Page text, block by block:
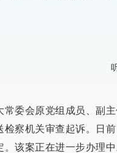
委会原党组成员、副
察机关审查起诉。日
该案正在进一步办理中